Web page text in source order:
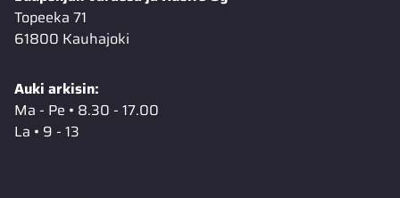
Topeeka 71
61800 Kauhajoki
Auki arkisin:
Ma - Pe • 8.30 - 17.00
La • 9 - 13